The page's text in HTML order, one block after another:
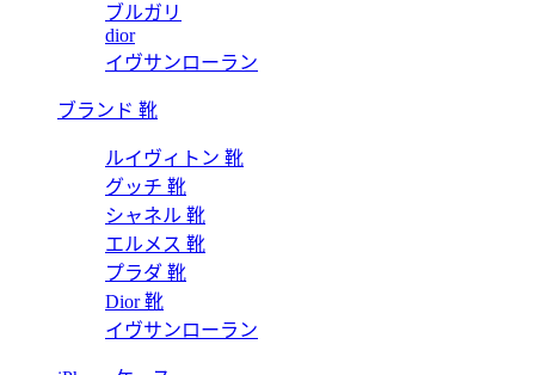
ブルガリ
dior
イヴサンローラン
ブランド 靴
ルイヴィトン 靴
グッチ 靴
シャネル 靴
エルメス 靴
プラダ 靴
Dior 靴
イヴサンローラン